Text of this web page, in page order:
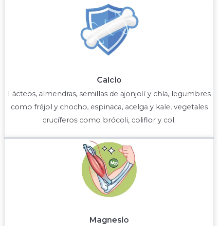
Calcio
Lácteos, almendras, semillas de ajonjolí y chía, legumbres
como fréjol y chocho, espinaca, acelga y kale, vegetales
crucíferos como brócoli, coliflor y col.
Magnesio